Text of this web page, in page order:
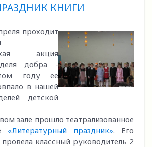
КНИГИ
проходит
акция
добра -
году ее
в нашей
детской
зале прошло театрализованное
«Литературный праздник». Его
классный руководитель 2